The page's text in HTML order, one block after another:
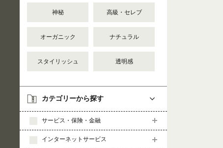
神秘 高級・セレブ
オーガニック ナチュラル
スタイリッシュ 透明感
カテゴリーから探す
サービス・保険・金融
インターネットサービス